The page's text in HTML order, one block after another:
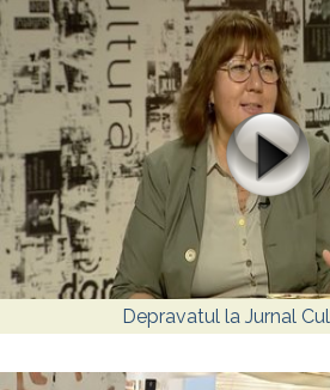
Depravatul la Jurnal